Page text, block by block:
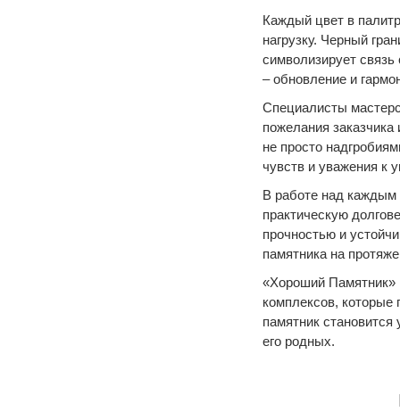
Каждый цвет в
нагрузку. Черный
символизирует
– обновление и
Специалисты
пожелания
не просто
чувств и уважения к
В работе над каждым
практическую
прочностью и
памятника на
«Хороший Памятник»
комплексов,
памятник
его родных.